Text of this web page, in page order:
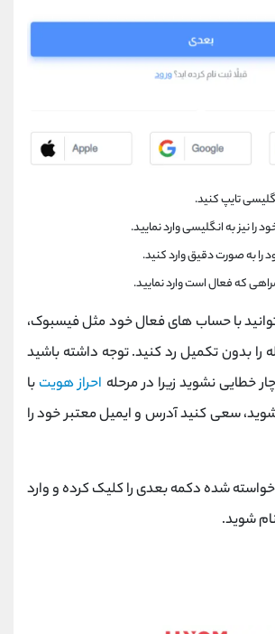
تایپ کنید.
را نیز به انگلیسی وارد نمایید.
را به صورت دقیق وارد کنید.
که فعال است وارد نمایید.
با حساب های فعال خود مثل فیسبوک،
را بدون تکمیل رد کنید.توجه داشته باشید
خطایی نشوید زیرا در مرحله احراز هویت با
سعی کنید آدرس و ایمیل معتبر خود را
شده دکمه بعدی را کلیک کرده و وارد
شوید.